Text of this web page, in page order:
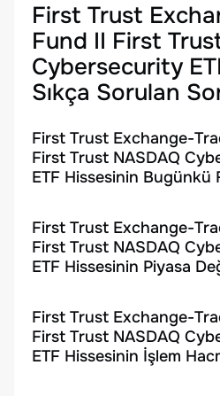
First Trust
Fund II First
Cybersecurity
Sıkça Sorulan
First Trust Exchange-
First Trust NASDAQ
ETF Hissesinin Bugünkü
First Trust Exchange-
First Trust NASDAQ
ETF Hissesinin Piyasa
First Trust Exchange-
First Trust NASDAQ
ETF Hissesinin İşlem